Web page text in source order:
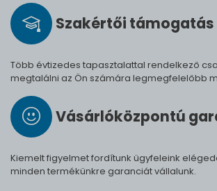
Szak­értői tá­mo­ga­tás
Több évtizedes tapasztalattal rendelkező
megtalálni az Ön számára legmegfelelőbb
Vásárló­köz­pontú
Kiemelt figyelmet fordítunk ügyfeleink
minden termékünkre garanciát vállalunk.